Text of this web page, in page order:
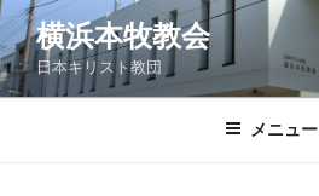
コ
ン
テ
ン
横浜本牧教会
日本キリスト教団
メニュー